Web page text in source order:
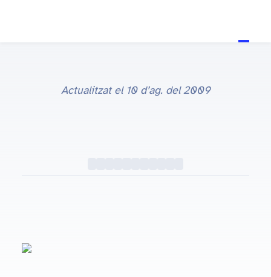
Actualitzat el 10 d’ag. del 2009